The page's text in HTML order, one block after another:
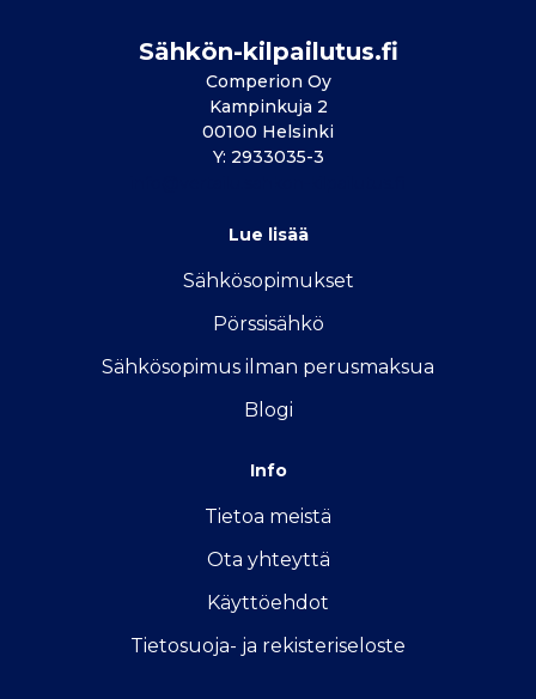
Sähkön-kilpailutus.fi
Comperion Oy
Kampinkuja 2
00100 Helsinki
Y: 2933035-3
Lue lisää
Sähkösopimukset
Pörssisähkö
Sähkösopimus ilman perusmaksua
Blogi
Info
Tietoa meistä
Ota yhteyttä
Käyttöehdot
Tietosuoja- ja rekisteriseloste